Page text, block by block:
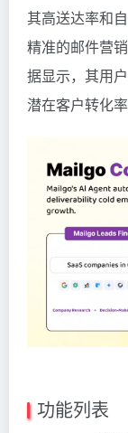
其高送达率和
精准的邮件营
据显示，其用
潜在客户转化率
功能列表